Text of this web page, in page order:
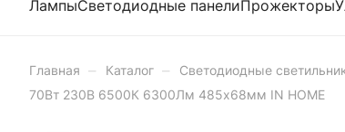
ЛампыСветодиодные панелиПрожекторы
Главная – Каталог – Светодиодные
70Вт 230В 6500К 6300Лм 485х68мм IN HOME